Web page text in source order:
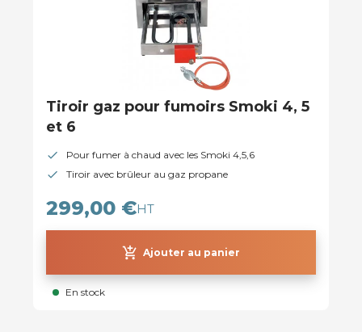
Tiroir gaz pour fumoirs Smoki 4, 5
et 6
Pour fumer à chaud avec les Smoki 4,5,6
Tiroir avec brûleur au gaz propane
299,00 €HT
add_shopping_cart Ajouter au panier
En stock